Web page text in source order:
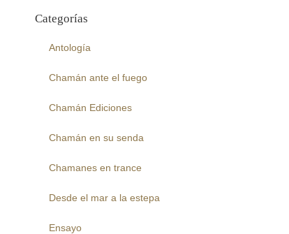
Categorías
Antología
Chamán ante el fuego
Chamán Ediciones
Chamán en su senda
Chamanes en trance
Desde el mar a la estepa
Ensayo